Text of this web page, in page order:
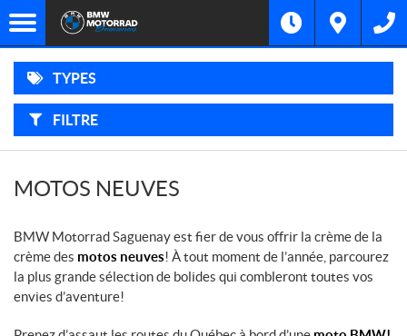
TYPES
FILTRE
M
SPORT
TOURING
F
I
L
T
Options
Filtre
Type
Année
MOTOS NEUVES
BMW Motorrad Saguenay est fier de vous offrir la crème de la
crème des motos neuves! À tout moment de l’année, parcourez
la plus grande sélection de bolides qui combleront toutes vos
envies d’aventure!